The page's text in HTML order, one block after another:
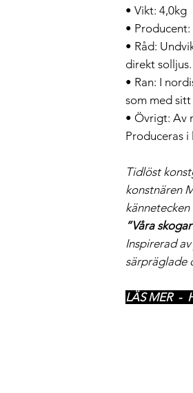
• Vikt: 4,0kg
•
• Råd:
direkt solljus.
• Ran: I
som med
• Övrigt: Av
Produceras
Tidlöst
konstnären
”Våra
Inspirerad
särpräglade
LÄS MER -